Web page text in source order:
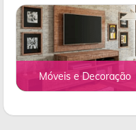
Móveis e Decoração